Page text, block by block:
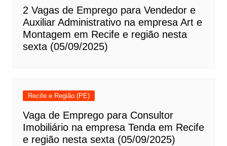
2 Vagas de Emprego para Vendedor e
Auxiliar Administrativo na empresa Art e
Montagem em Recife e região nesta
sexta (05/09/2025)
Recife e Região (PE)
Vaga de Emprego para Consultor
Imobiliário na empresa Tenda em Recife
e região nesta sexta (05/09/2025)